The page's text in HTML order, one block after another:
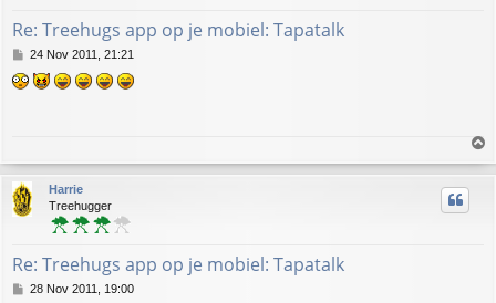
Re: Treehugs app op je mobiel: Tapatalk
P
s
24 Nov 2011, 21:21
o
p
Harrie
Treehugger
Re: Treehugs app op je mobiel: Tapatalk
P28 Nov 2011, 19:00